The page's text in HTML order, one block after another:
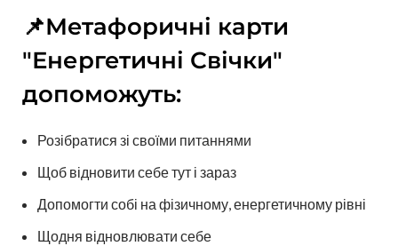
📌Метафоричні карти
"Енергетичні Свічки"
допоможуть:
Розібратися зі своїми питаннями
Щоб відновити себе тут і зараз
Допомогти собі на фізичному, енергетичному рівні
Щодня відновлювати себе